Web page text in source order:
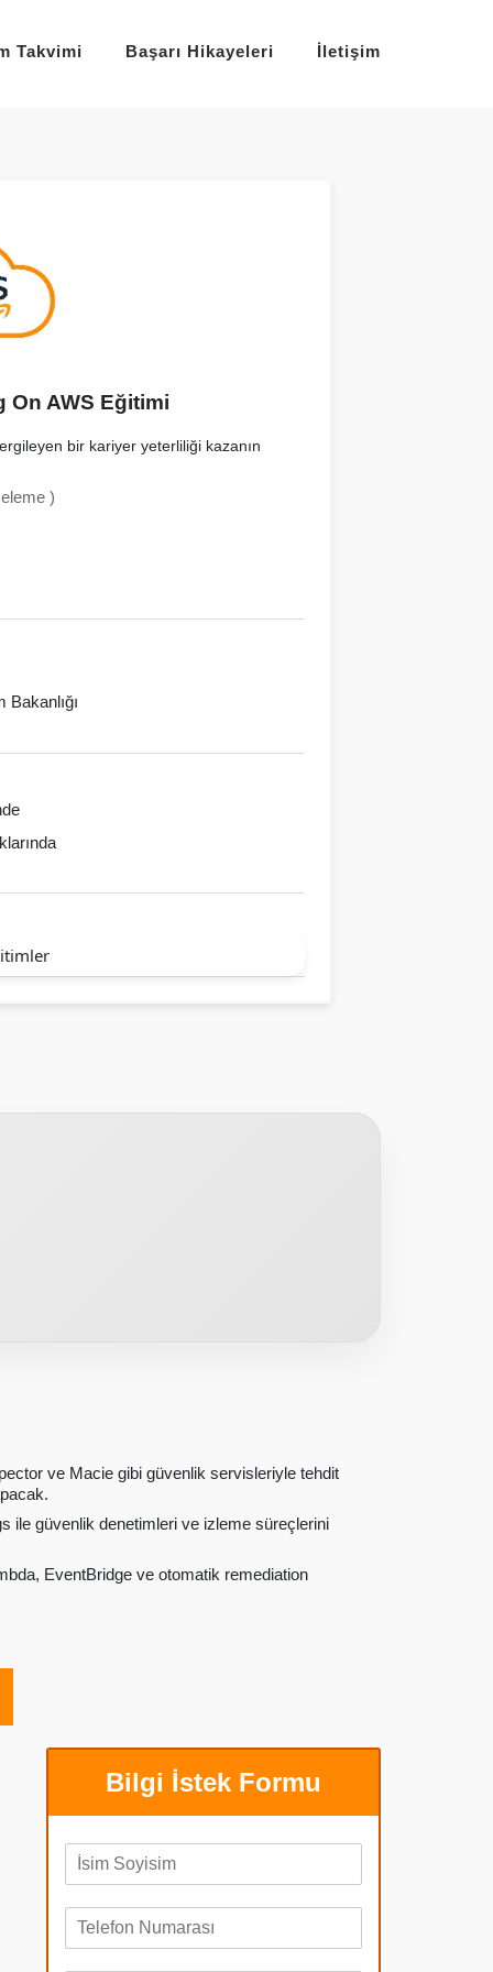
Takvimi Başarı Hikayeleri İletişim
On AWS Eğitimi
bir kariyer yeterliliği kazanın
)
Bakanlığı
ve Macie gibi güvenlik servisleriyle tehdit
ile güvenlik denetimleri ve izleme süreçlerini
EventBridge ve otomatik remediation
Bilgi İstek Formu